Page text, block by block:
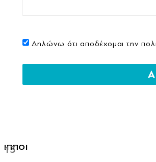
Δηλώνω ότι αποδέχομαι την
ΙΠΠΟΙ
13